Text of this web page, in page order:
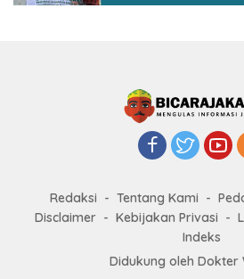
Redaksi Tentang Kami
Disclaimer
Kebijakan Privasi
Indeks
Didukung oleh Dokter